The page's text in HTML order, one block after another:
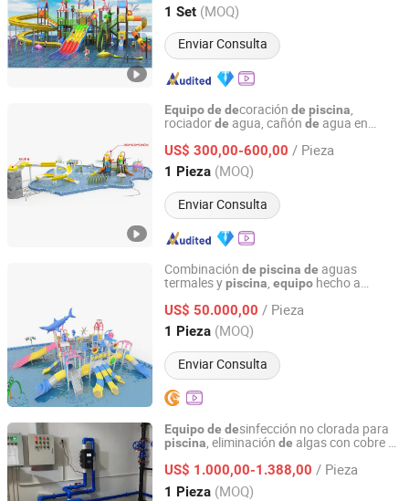
1 Set (MOQ)
Enviar Consulta
Anhui, China Desde 2025
Equipode decoración de piscina,
rociadorde agua, cañón de agua en
US$ 300,00-600,00 / Pieza
1 Pieza (MOQ)
Enviar Consulta
Guangzhou Tongyao Healthy Body Equipment Co., Ltd.
Guangdong, China Desde 2010
Combinación de piscina de aguas
termales ypiscina, equipo hecho a
US$ 50.000,00 / Pieza
1 Pieza (MOQ)
Enviar Consulta
Guangzhou U-Zone Entertainment Technology Co., Ltd
Guangdong, China Desde 2026
Equipode desinfección no clorada para
piscina, eliminación de algas con cobre y
US$ 1.000,00-1.388,00 / Pieza
1 Pieza (MOQ)
Hebei Kaixin Frp Co., Ltd.
Hebei, China Desde 2025